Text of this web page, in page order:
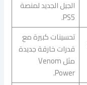
الجيل الجديد لمنصة
PS5.
تحسينات كبيرة مع
قدرات خارقة جديدة
مثل Venom
Power.